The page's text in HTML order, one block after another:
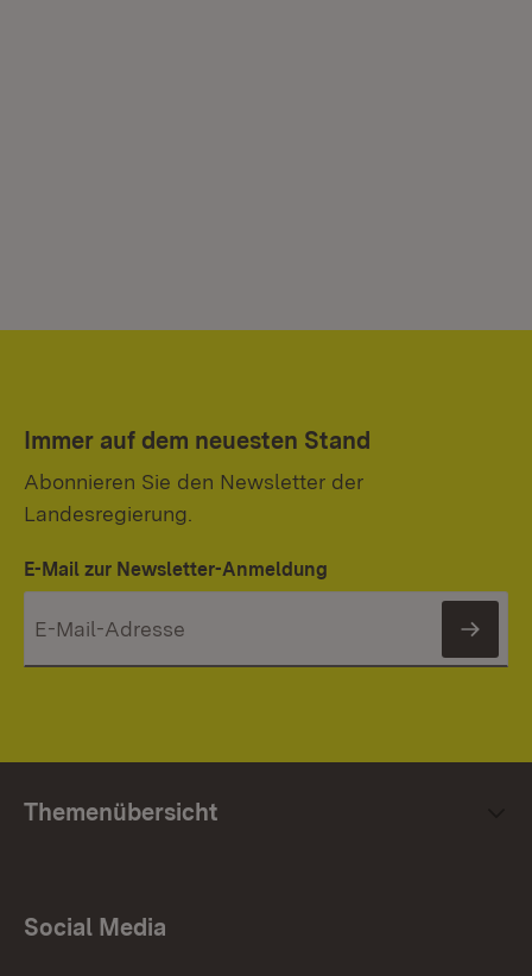
Immer auf dem neuesten Stand
Abonnieren Sie den Newsletter der
Landesregierung.
E-Mail zur Newsletter-Anmeldung
Themenübersicht
Social Media